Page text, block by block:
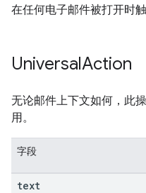
在任何电子邮件被打开时触
UniversalAction
无论邮件上下文如何，此
用。
字段
text